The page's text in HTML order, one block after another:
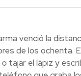
venció la
de los ochenta.
tajar el lápiz y